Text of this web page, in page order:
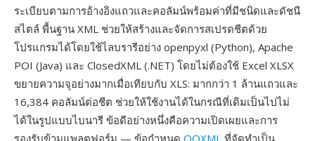
ระเบียบตามการอ้างอิงแถวและคอลัมน์พร้อมค่าที่มีชนิดและดัชนี
สไตล์ พื้นฐาน XML ช่วยให้สร้างและจัดการสเปรดชีตด้วย
โปรแกรมได้โดยใช้ไลบรารีอย่าง openpyxl (Python), Apache
POI (Java) และ ClosedXML (.NET) โดยไม่ต้องใช้ Excel XLSX
ขยายความจุอย่างมากเมื่อเทียบกับ XLS: มากกว่า 1 ล้านแถวและ
16,384 คอลัมน์ต่อชีต ช่วยให้ใช้งานได้ในกรณีที่เดิมเป็นไปไม่
ได้ในรูปแบบไบนารี ข้อดีอย่างหนึ่งคือความเปิดเผยและการ
รองรับข้ามแพลตฟอร์ม — ข้อกำหนด OOXML ที่จัดทำเป็น